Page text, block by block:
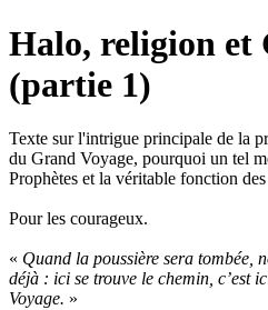
Halo, religion et
(partie 1)
Texte sur l'intrigue principale de la
du Grand Voyage, pourquoi un tel
Prophètes et la véritable fonction
Pour les courageux.
« Quand la poussière sera tombée,
déjà : ici se trouve le chemin, c’est
Voyage. »